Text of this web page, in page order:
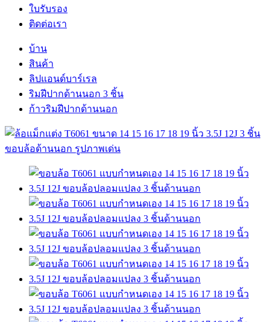
ใบรับรอง
ติดต่อเรา
บ้าน
สินค้า
ลิปแอนด์บาร์เรล
ริมฝีปากด้านนอก 3 ชิ้น
ก้าวริมฝีปากด้านนอก